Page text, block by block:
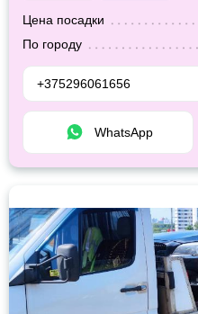
Цена посадки
По городу
+375296061656
WhatsApp